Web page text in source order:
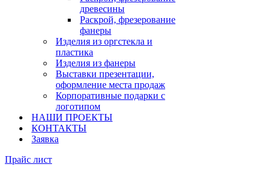
древесины
Раскрой, фрезерование
фанеры
Изделия из оргстекла и
пластика
Изделия из фанеры
Выставки презентации,
оформление места продаж
Корпоративные подарки с
логотипом
НАШИ ПРОЕКТЫ
КОНТАКТЫ
Заявка
Прайс лист